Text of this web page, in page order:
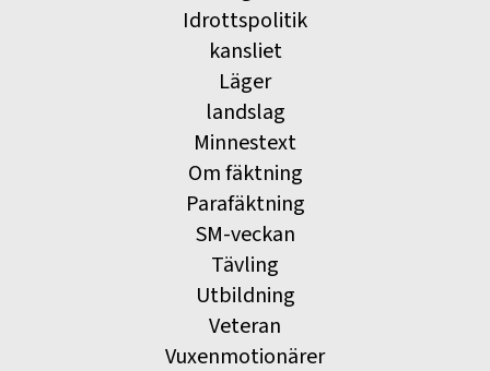
Idrottspolitik
kansliet
Läger
landslag
Minnestext
Om fäktning
Parafäktning
SM-veckan
Tävling
Utbildning
Veteran
Vuxenmotionärer